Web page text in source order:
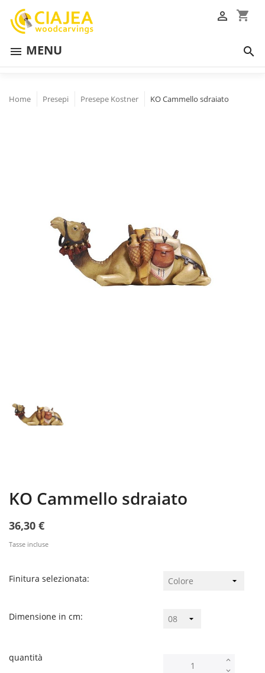
shopping_cart

 MENU 
Home Presepi Presepe Kostner KO Cammello sdraiato
KO Cammello sdraiato
36,30 €
Tasse incluse
Finitura selezionata:
Dimensione in cm:
quantità